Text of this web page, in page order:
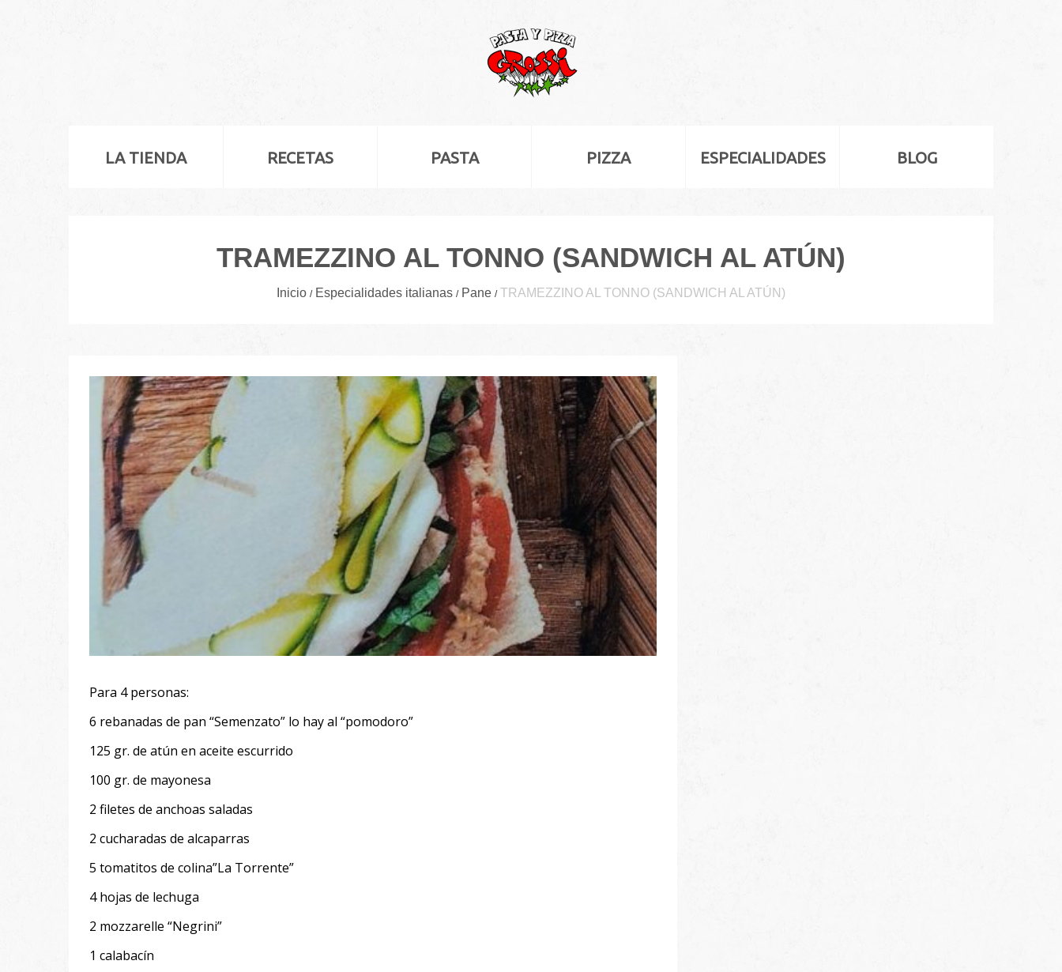
LA TIENDA RECETAS PASTA PIZZA ESPECIALIDADES BLOG
TRAMEZZINO AL TONNO (SANDWICH AL ATÚN)
Inicio Especialidades italianas Pane TRAMEZZINO AL TONNO (SANDWICH AL ATÚN)
Para 4 personas:
6 rebanadas de pan “Semenzato” lo hay al “pomodoro”
125 gr. de atún en aceite escurrido
100 gr. de mayonesa
2 filetes de anchoas saladas
2 cucharadas de alcaparras
5 tomatitos de colina”La Torrente”
4 hojas de lechuga
2 mozzarelle “Negrini”
1 calabacín